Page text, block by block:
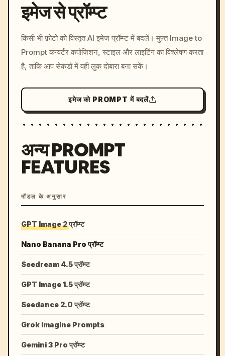
c, cyberpunk sunset, neon
colors, 8k --v 6.0
इमेज से प्रॉम्प्ट
किसी भी फ़ोटो को विस्तृत AI इमेज प्रॉम्प्ट में बदलें। मुफ़्त Image to
Prompt कन्वर्टर कंपोज़िशन, स्टाइल और लाइटिंग का विश्लेषण करता
है, ताकि आप सेकंडों में वही लुक दोबारा बना सकें।
इमेज को PROMPT में बदलें
अन्य PROMPT
FEATURES
मॉडल के अनुसार
GPT Image 2 प्रॉम्प्ट
Nano Banana Pro प्रॉम्प्ट
Seedream 4.5 प्रॉम्प्ट
GPT Image 1.5 प्रॉम्प्ट
Seedance 2.0 प्रॉम्प्ट
Grok Imagine Prompts
Gemini 3 Pro प्रॉम्प्ट